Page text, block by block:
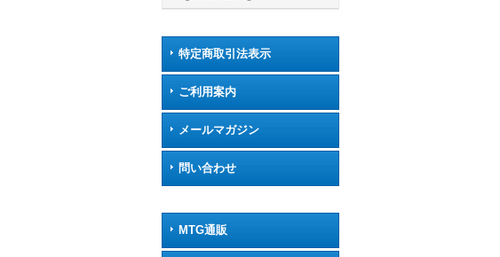
特定商取引法表示
ご利用案内
メールマガジン
問い合わせ
MTG通販